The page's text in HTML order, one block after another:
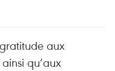
aux
qu’aux